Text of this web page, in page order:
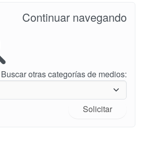
Continuar navegando
Buscar otras categorías de medios:
Solicitar